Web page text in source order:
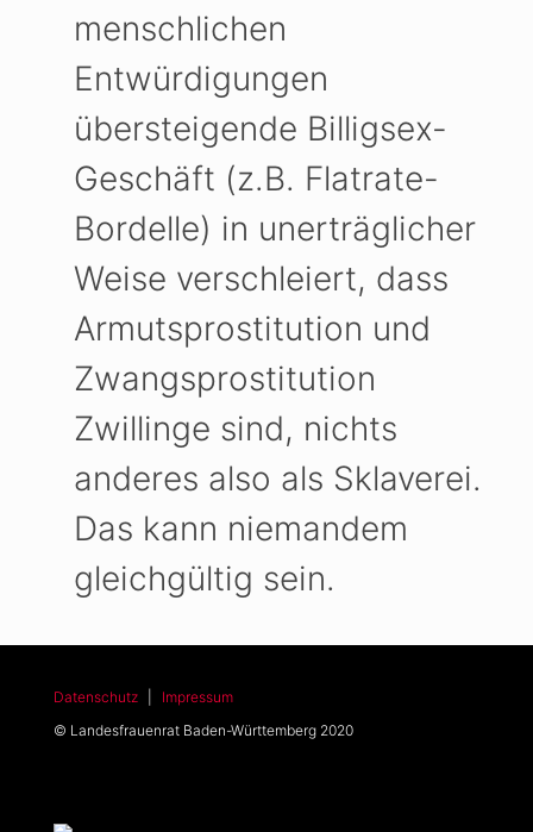
menschlichen
Entwürdigungen
übersteigende Billigsex-
Geschäft (z.B. Flatrate-
Bordelle) in unerträglicher
Weise verschleiert, dass
Armutsprostitution und
Zwangsprostitution
Zwillinge sind, nichts
anderes also als Sklaverei.
Das kann niemandem
gleichgültig sein.
Datenschutz
Impressum
© Landesfrauenrat Baden-Württemberg 2020